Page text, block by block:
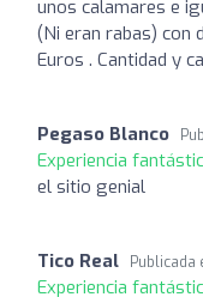
unos calamares e
(Ni eran rabas) con
Euros . Cantidad y
Pegaso Blanco
Experiencia
el sitio genial
Tico Real Publicada
Experiencia